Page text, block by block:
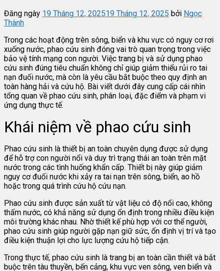
Đăng ngày 19 Tháng 12, 202519 Tháng 12, 2025 bởi Ngọc
Thành
Trong các hoạt động trên sông, biển và khu vực có nguy cơ rơi
xuống nước, phao cứu sinh đóng vai trò quan trọng trong việc
bảo vệ tính mạng con người. Việc trang bị và sử dụng phao
cứu sinh đúng tiêu chuẩn không chỉ giúp giảm thiểu rủi ro tai
nạn đuối nước, mà còn là yêu cầu bắt buộc theo quy định an
toàn hàng hải và cứu hộ. Bài viết dưới đây cung cấp cái nhìn
tổng quan về phao cứu sinh, phân loại, đặc điểm và phạm vi
ứng dụng thực tế.
Khái niệm về phao cứu sinh
Phao cứu sinh là thiết bị an toàn chuyên dụng được sử dụng
để hỗ trợ con người nổi và duy trì trạng thái an toàn trên mặt
nước trong các tình huống khẩn cấp. Thiết bị này giúp giảm
nguy cơ đuối nước khi xảy ra tai nạn trên sông, biển, ao hồ
hoặc trong quá trình cứu hộ cứu nạn.
Phao cứu sinh được sản xuất từ vật liệu có độ nổi cao, không
thấm nước, có khả năng sử dụng ổn định trong nhiều điều kiện
môi trường khác nhau. Nhờ thiết kế phù hợp với cơ thể người,
phao cứu sinh giúp người gặp nạn giữ sức, ổn định vị trí và tạo
điều kiện thuận lợi cho lực lượng cứu hộ tiếp cận.
Trong thực tế, phao cứu sinh là trang bị an toàn cần thiết và bắt
buộc trên tàu thuyền, bến cảng, khu vực ven sông, ven biển và